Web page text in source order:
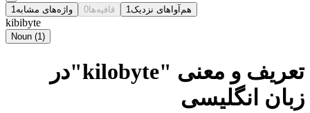
واژه‌های مشابه 1 قافیه‌ها0 هم‌آواهای نزدیک1
kibibyte
Noun (1)
تعریف و معنی "kilobyte"در
زبان انگلیسی